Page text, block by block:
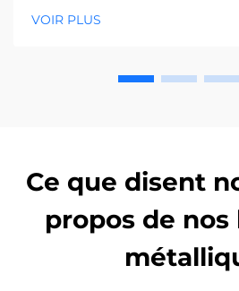
VOIR PLUS
Ce que disent
propos de